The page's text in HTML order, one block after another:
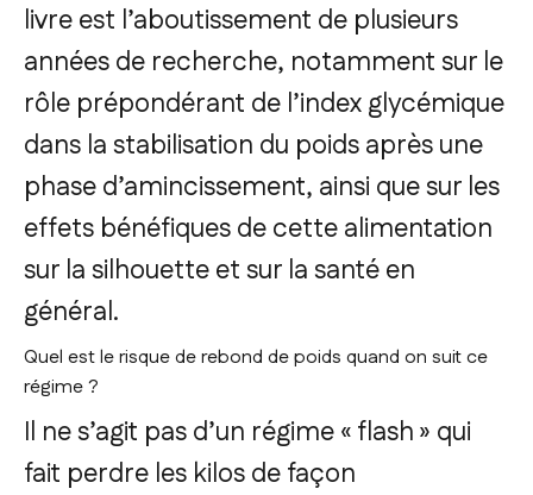
livre est l’aboutissement de plusieurs
années de recherche, notamment sur le
rôle prépondérant de l’index glycémique
dans la stabilisation du poids après une
phase d’amincissement, ainsi que sur les
effets bénéfiques de cette alimentation
sur la silhouette et sur la santé en
général.
Quel est le risque de rebond de poids quand on suit ce
régime ?
Il ne s’agit pas d’un régime « flash » qui
fait perdre les kilos de façon